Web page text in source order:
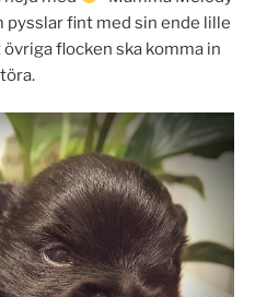
pysslar fint med sin ende lille
flocken ska komma in